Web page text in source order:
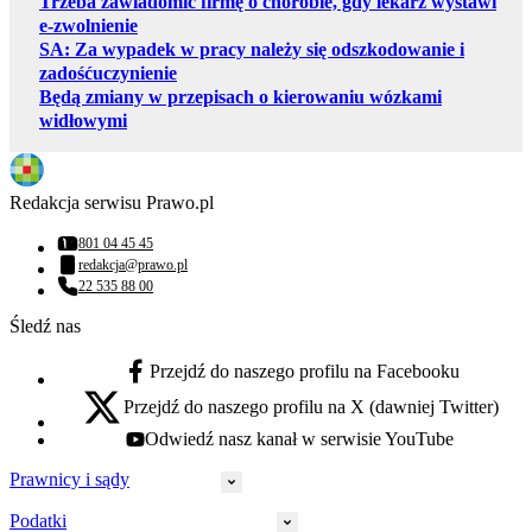
e-zwolnienie
SA: Za wypadek w pracy należy się odszkodowanie i
zadośćuczynienie
Będą zmiany w przepisach o kierowaniu wózkami
widłowymi
Redakcja serwisu Prawo.pl
Numer telefonu:
801 04 45 45
Adres email:
redakcja@prawo.pl
Numer telefonu:
22 535 88 00
Śledź nas
facebook - otwiera się w nowej karcie
Przejdź do naszego profilu na Facebooku
x - otwiera się w nowej karcie
Przejdź do naszego profilu na X (dawniej Twitter)
youtube - otwiera się w nowej karcie
Odwiedź nasz kanał w serwisie YouTube
Prawnicy i sądy
Podatki